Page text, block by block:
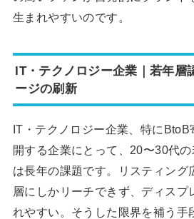
生まれやすいのです。
IT・テクノロジー企業｜若年層
ージの刷新
IT・テクノロジー企業、特にBtoB
開する企業にとって、20〜30代
は長年の課題です。リスティング
層にしかリーチできず、ディスプ
れやすい。そうした限界を補う手